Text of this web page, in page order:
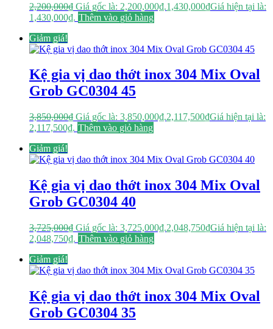
2,200,000₫ Giá gốc là: 2,200,000₫.1,430,000₫Giá hiện tại là:
1,430,000₫. Thêm vào giỏ hàng
Giảm giá!
Kệ gia vị dao thớt inox 304 Mix Oval
Grob GC0304 45
3,850,000₫ Giá gốc là: 3,850,000₫.2,117,500₫Giá hiện tại là:
2,117,500₫. Thêm vào giỏ hàng
Giảm giá!
Kệ gia vị dao thớt inox 304 Mix Oval
Grob GC0304 40
3,725,000₫ Giá gốc là: 3,725,000₫.2,048,750₫Giá hiện tại là:
2,048,750₫. Thêm vào giỏ hàng
Giảm giá!
Kệ gia vị dao thớt inox 304 Mix Oval
Grob GC0304 35